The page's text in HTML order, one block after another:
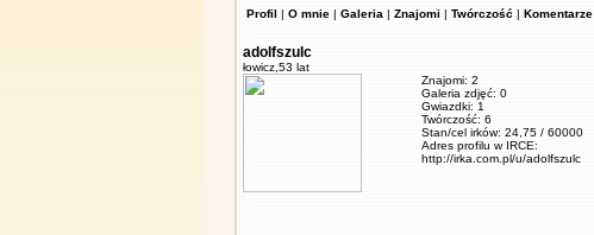
Profil | O mnie | Galeria | Znajomi | Twórczość | Komentarze
adolfszulc
łowicz, 53 lat
Znajomi: 2
Galeria zdjęć: 0
Gwiazdki: 1
Twórczość: 6
Stan/cel irków: 24,75 / 60000
Adres profilu w IRCE:
http://irka.com.pl/u/adolfszulc